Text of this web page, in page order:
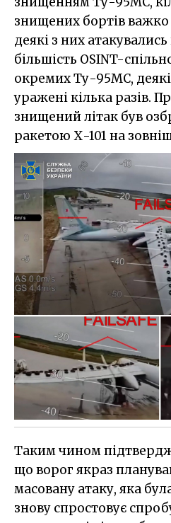
знищених бортів важко
деякі з них атакувались
більшість OSINT-
окремих Ту-95МС,
уражені кілька разів.
знищений літак був
ракетою Х-101 на
Таким чином
що ворог якраз
масовану атаку, яка
знову спростовує